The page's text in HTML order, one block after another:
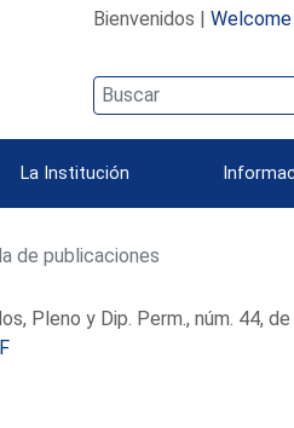
Bienvenidos | Welcome
La Institución
de publicaciones
Pleno y Dip. Perm., núm. 44,